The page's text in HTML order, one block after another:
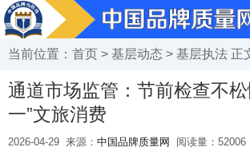
当前位置： 首页 > 基层动态 > 基层执法 正
通道市场监管：节前检查不松
一”文旅消费
2026-04-29 来源： 中国品牌质量网 阅读量： 52006